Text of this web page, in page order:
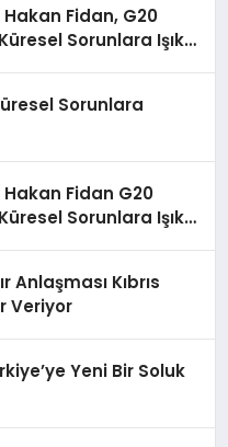
Hakan Fidan, G20
Sorunlara Işık
Sorunlara
Hakan Fidan G20
Sorunlara Işık
Anlaşması Kıbrıs
Veriyor
Yeni Bir Soluk